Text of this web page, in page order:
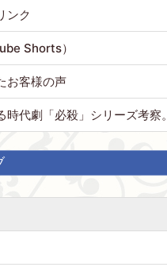
ンク
Shorts）
お客様の声
代劇「必殺」シリーズ考察。